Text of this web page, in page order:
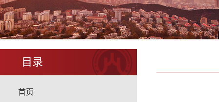
目录
首页